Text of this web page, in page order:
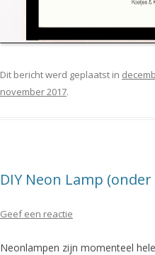
Dit bericht werd geplaatst in
november 2017.
DIY Neon Lamp (onder
Geef een reactie
Neonlampen zijn momenteel